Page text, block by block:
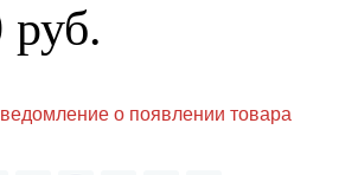
руб.
о появлении товара